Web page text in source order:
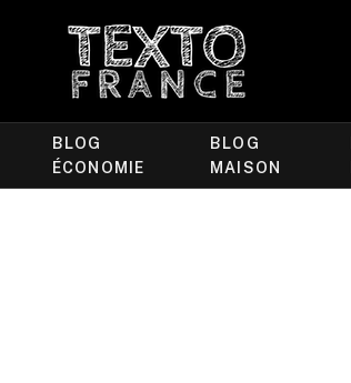
BLOG
ÉCONOMIE
BLOG
MAISON